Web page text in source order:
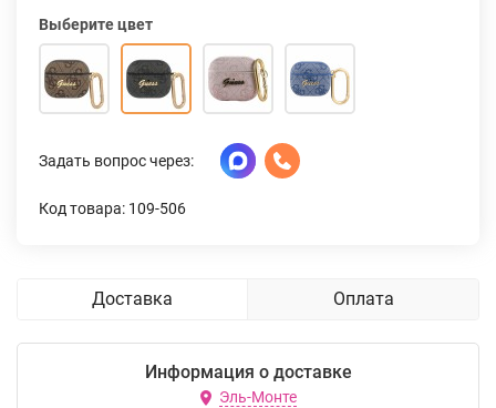
Выберите цвет
Задать вопрос через:
Код товара: 109-506
Доставка Оплата
Информация о доставке
Эль-Монте